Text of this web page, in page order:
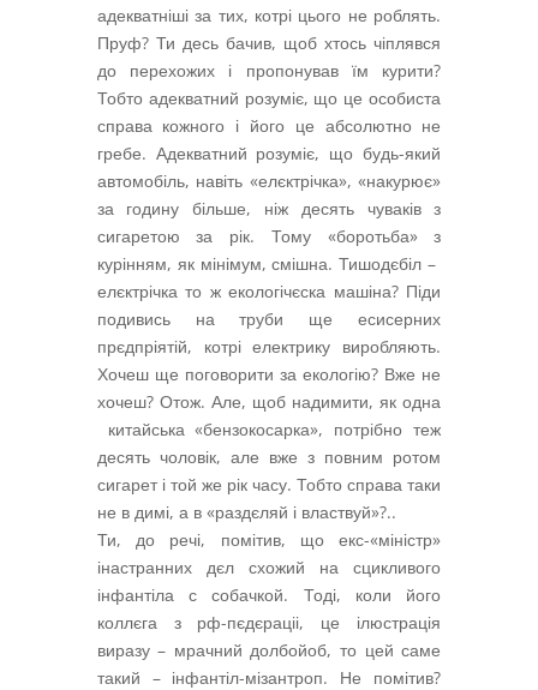
адекватніші за тих, котрі цього не роблять.
Пруф? Ти десь бачив, щоб хтось чіплявся
до перехожих і пропонував їм курити?
Тобто адекватний розуміє, що це особиста
справа кожного і його це абсолютно не
гребе. Адекватний розуміє, що будь-який
автомобіль, навіть «елєктрічка», «накурює»
за годину більше, ніж десять чуваків з
сигаретою за рік. Тому «боротьба» з
курінням, як мінімум, смішна. Тишодєбіл –
елєктрічка то ж екологічєска машіна? Піди
подивись на труби ще есисерних
прєдпріятій, котрі електрику виробляють.
Хочеш ще поговорити за екологію? Вже не
хочеш? Отож. Але, щоб надимити, як одна
китайська «бензокосарка», потрібно теж
десять чоловік, але вже з повним ротом
сигарет і той же рік часу. Тобто справа таки
не в димі, а в «раздєляй і властвуй»?..
Ти, до речі, помітив, що екс-«міністр»
інастранних дєл схожий на сцикливого
інфантіла с собачкой. Тоді, коли його
коллєга з рф-пєдєраціі, це ілюстрація
виразу – мрачний долбойоб, то цей саме
такий – інфантіл-мізантроп. Не помітив?